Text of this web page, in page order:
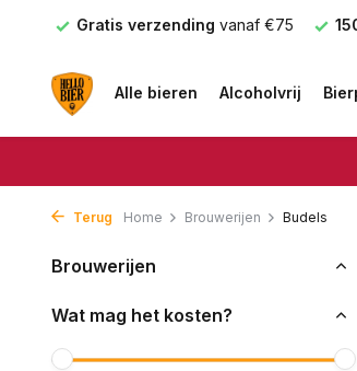
Gratis verzending vanaf €75
Alle bieren Alcoholvrij
Terug Home Brouwerijen Budels
Brouwerijen
Wat mag het kosten?